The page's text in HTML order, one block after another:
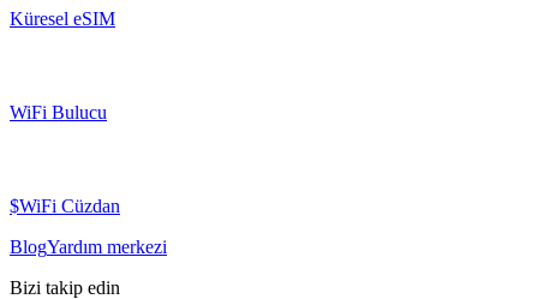
Küresel eSIM
WiFi Bulucu
$WiFi Cüzdan
BlogYardım merkezi
Bizi takip edin